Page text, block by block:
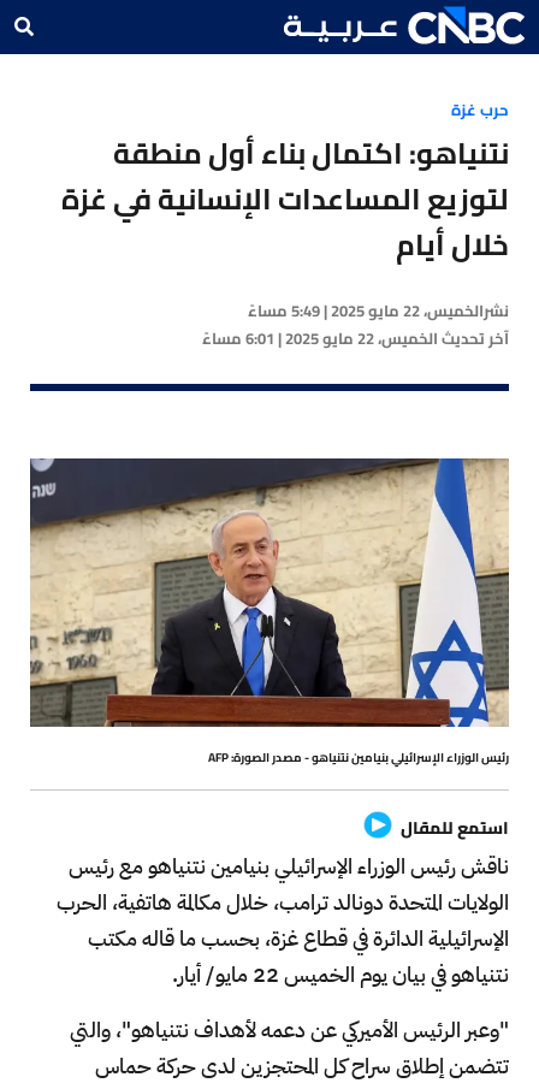
حرب غزة
نتنياهو: اكتمال بناء أول منطقة
لتوزيع المساعدات الإنسانية في غزة
خلال أيام
نشرالخميس، 22 مايو 2025 | 5:49 مساءً
آخر تحديثالخميس، 22 مايو 2025 | 6:01 مساءً
رئيس الوزراء الإسرائيلي بنيامين نتنياهو - مصدر الصورة: AFP
استمع للمقال
ناقش رئيس الوزراء الإسرائيلي بنيامين نتنياهو مع رئيس
الولايات المتحدة دونالد ترامب، خلال مكالمة هاتفية، الحرب
الإسرائيلية الدائرة في قطاع غزة، بحسب ما قاله مكتب
نتنياهو في بيان يوم الخميس 22 مايو/ أيار.
"وعبر الرئيس الأميركي عن دعمه لأهداف نتنياهو"، والتي
تتضمن إطلاق سراح كل المحتجزين لدى حركة حماس